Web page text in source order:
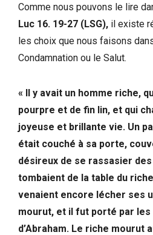
Comme nous pouvons le lire
Luc 16. 19-27 (LSG), il existe
les choix que nous faisons
Condamnation ou le Salut.
« Il y avait un homme riche,
pourpre et de fin lin, et qui
joyeuse et brillante vie. Un
était couché à sa porte,
désireux de se rassasier
tombaient de la table du
venaient encore lécher ses
mourut, et il fut porté par les
d’Abraham. Le riche mourut